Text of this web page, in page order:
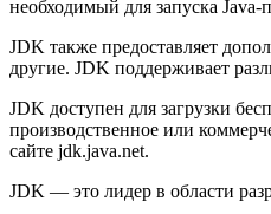
необходимый для запуска
JDK также предоставляет
другие. JDK поддерживает
JDK доступен для загрузки
производственное или
сайте jdk.java.net.
JDK — это лидер в области